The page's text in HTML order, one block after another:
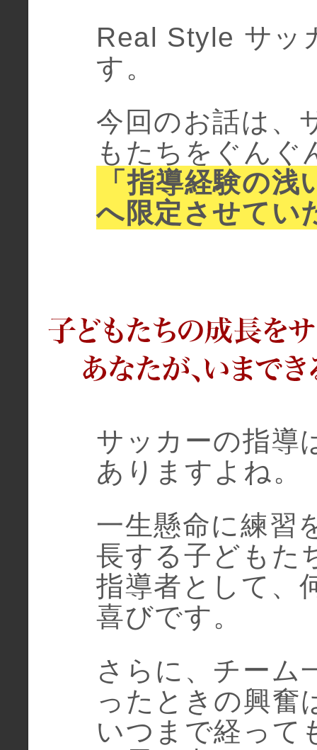
Real Style サッ
す。
今回のお話は、
もたちをぐんぐ
「指導経験の
へ限定させてい
サッカーの指導
ありますよね。
一生懸命に練習
長する子どもた
指導者として、
喜びです。
さらに、チーム
ったときの興奮
いつまで経って